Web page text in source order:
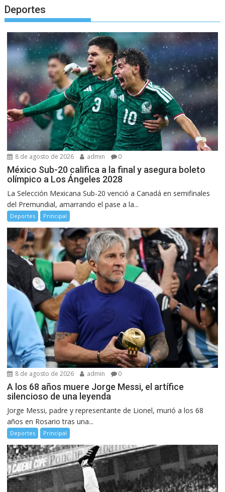
Deportes
8 de agosto de 2026 admin 0
México Sub-20 califica a la final y asegura boleto
olímpico a Los Ángeles 2028
La Selección Mexicana Sub-20 venció a Canadá en semifinales
del Premundial, amarrando el pase a la...
Deportes Principal
8 de agosto de 2026 admin 0
A los 68 años muere Jorge Messi, el artífice
silencioso de una leyenda
Jorge Messi, padre y representante de Lionel, murió a los 68
años en Rosario tras una...
Deportes Principal